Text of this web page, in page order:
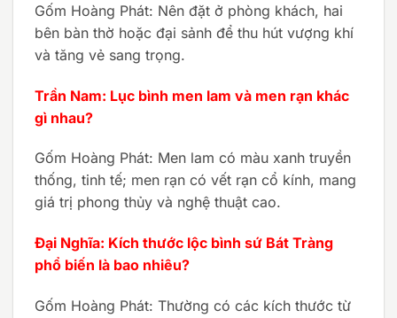
Gốm Hoàng Phát: Nên đặt ở phòng khách, hai
bên bàn thờ hoặc đại sảnh để thu hút vượng khí
và tăng vẻ sang trọng.
Trần Nam: Lục bình men lam và men rạn khác
gì nhau?
Gốm Hoàng Phát: Men lam có màu xanh truyền
thống, tinh tế; men rạn có vết rạn cổ kính, mang
giá trị phong thủy và nghệ thuật cao.
Đại Nghĩa: Kích thước lộc bình sứ Bát Tràng
phổ biến là bao nhiêu?
Gốm Hoàng Phát: Thường có các kích thước từ